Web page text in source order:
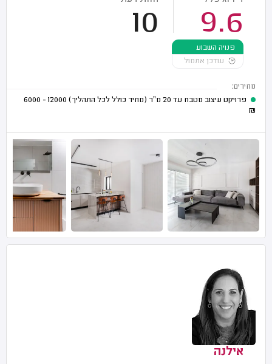
9.6
10
פנויה השבוע
עודכן אתמול
מחירים:
פרויקט עיצוב מטבח עד 20 מ"ר (מחיר כולל לכל התהליך)
12000 - 6000
₪
אילנה